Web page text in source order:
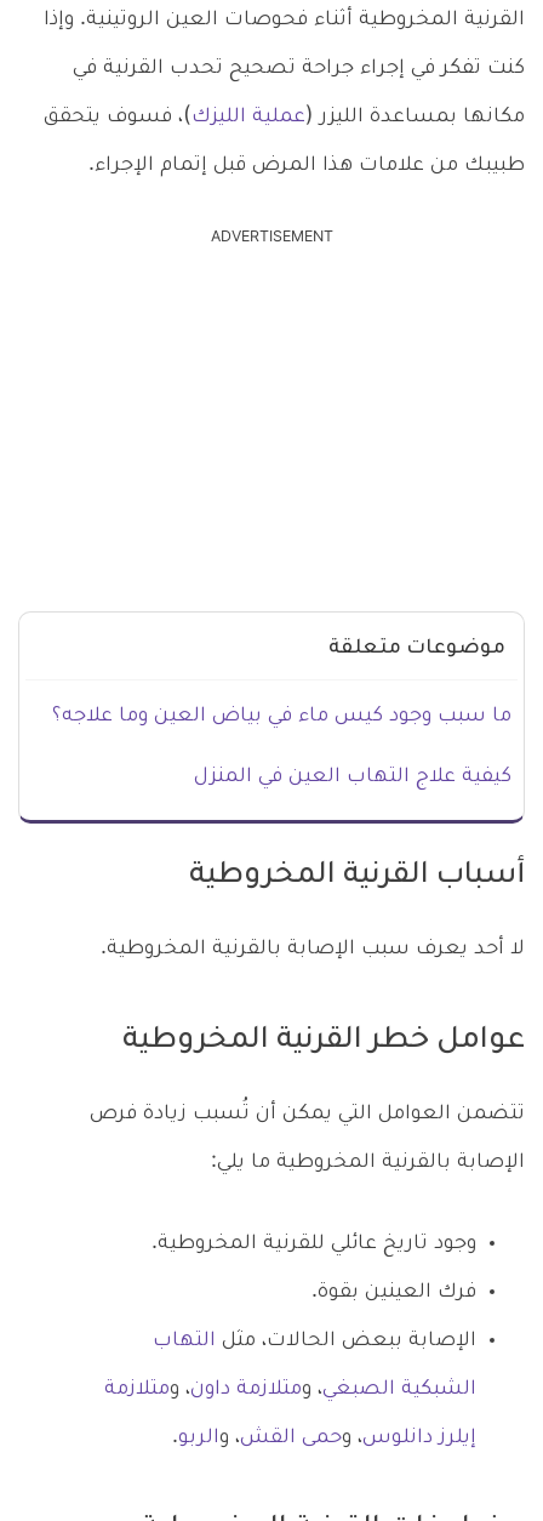
القرنية المخروطية أثناء فحوصات العين الروتينية. وإذا
كنت تفكر في إجراء جراحة تصحيح تحدب القرنية في
مكانها بمساعدة الليزر (عملية الليزك)، فسوف يتحقق
طبيبك من علامات هذا المرض قبل إتمام الإجراء.
ADVERTISEMENT
موضوعات متعلقة
ما سبب وجود كيس ماء في بياض العين وما علاجه؟
كيفية علاج التهاب العين في المنزل
أسباب القرنية المخروطية
لا أحد يعرف سبب الإصابة بالقرنية المخروطية.
عوامل خطر القرنية المخروطية
تتضمن العوامل التي يمكن أن تُسبب زيادة فرص
الإصابة بالقرنية المخروطية ما يلي:
وجود تاريخ عائلي للقرنية المخروطية.
فرك العينين بقوة.
الإصابة ببعض الحالات، مثل التهاب
الشبكية الصبغي، ومتلازمة داون، ومتلازمة
إيلرز دانلوس، وحمى القش، والربو.